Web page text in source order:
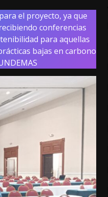
el proyecto, ya que
conferencias
para aquellas
bajas en carbono